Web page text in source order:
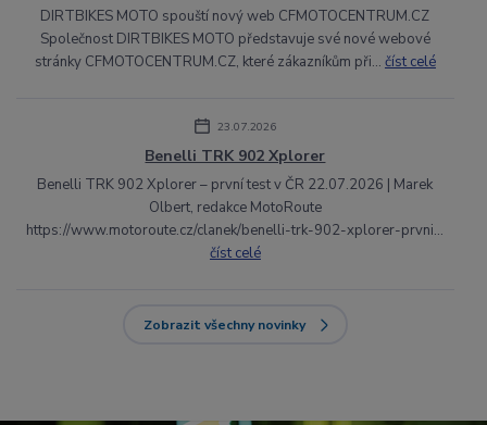
DIRTBIKES MOTO spouští nový web CFMOTOCENTRUM.CZ
Společnost DIRTBIKES MOTO představuje své nové webové
stránky CFMOTOCENTRUM.CZ, které zákazníkům při... číst celé
23.07.2026
Benelli TRK 902 Xplorer
Benelli TRK 902 Xplorer – první test v ČR 22.07.2026 | Marek
Olbert, redakce MotoRoute
https://www.motoroute.cz/clanek/benelli-trk-902-xplorer-prvni...
číst celé
Zobrazit všechny novinky